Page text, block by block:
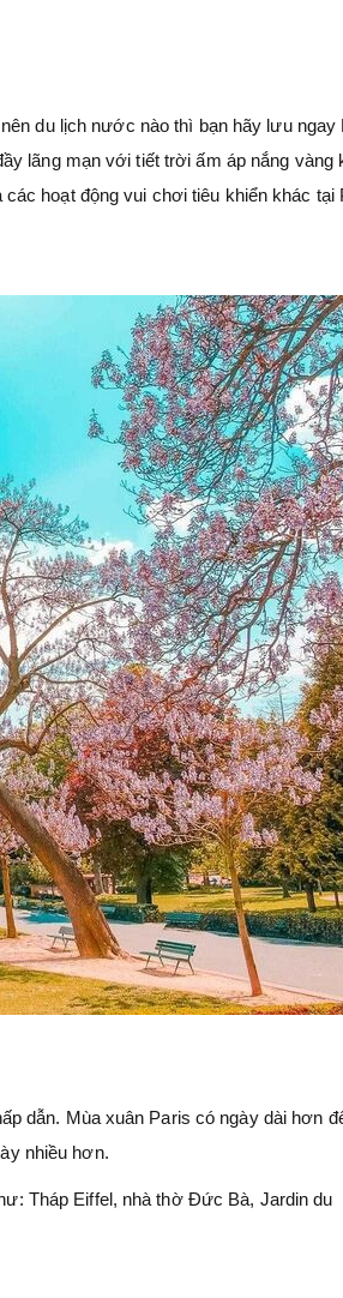
du lịch nước nào thì bạn hãy lưu ngay
lãng mạn với tiết trời ấm áp nắng vàng
hoạt động vui chơi tiêu khiển khác tại
dẫn. Mùa xuân Paris có ngày dài hơn
nhiều hơn.
Tháp Eiffel, nhà thờ Đức Bà, Jardin du